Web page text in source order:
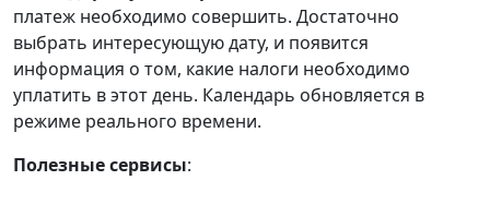
платеж необходимо совершить. Достаточно
выбрать интересующую дату, и появится
информация о том, какие налоги необходимо
уплатить в этот день. Календарь обновляется в
режиме реального времени.
Полезные сервисы: